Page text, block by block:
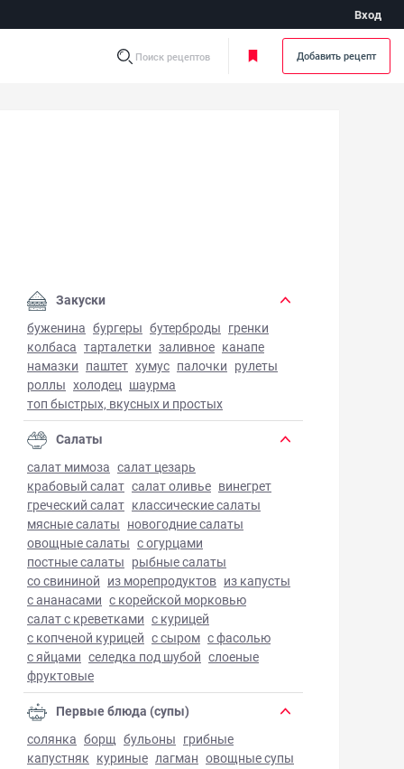
Вход
Поиск рецептов Добавить рецепт
по-царски - фото готового блюда
Закуски
буженина бургеры бутерброды гренки
колбаса тарталетки заливное канапе
намазки паштет хумус палочки рулеты
роллы холодец шаурма
топ быстрых, вкусных и простых
Салаты
салат мимоза салат цезарь
крабовый салат салат оливье винегрет
греческий салат классические салаты
мясные салаты новогодние салаты
овощные салаты с огурцами
постные салаты рыбные салаты
со свининой из морепродуктов из капусты
с ананасами с корейской морковью
салат с креветками с курицей
с копченой курицей с сыром с фасолью
с яйцами селедка под шубой слоеные
фруктовые
Первые блюда (супы)
солянка борщ бульоны грибные
капустняк куриные лагман овощные супы